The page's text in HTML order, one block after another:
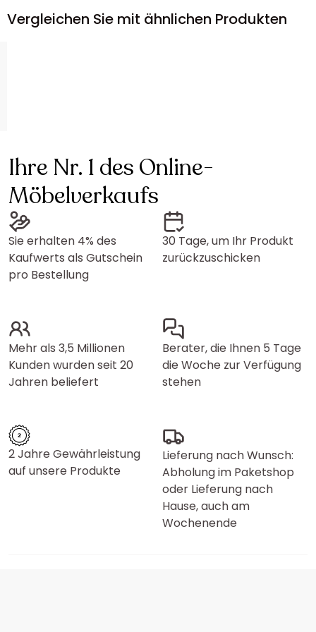
Vergleichen Sie mit ähnlichen Produkten
Ihre Nr. 1 des Online-
Möbelverkaufs
Sie erhalten 4% des
Kaufwerts als Gutschein
pro Bestellung
30 Tage, um Ihr Produkt
zurückzuschicken
Mehr als 3,5 Millionen
Kunden wurden seit 20
Jahren beliefert
Berater, die Ihnen 5 Tage
die Woche zur Verfügung
stehen
2 Jahre Gewährleistung
auf unsere Produkte
Lieferung nach Wunsch:
Abholung im Paketshop
oder Lieferung nach
Hause, auch am
Wochenende